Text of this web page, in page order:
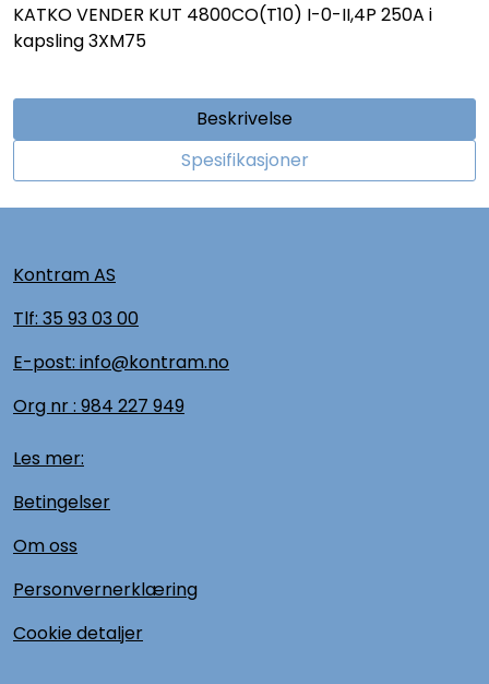
KATKO VENDER KUT 4800CO(T10) I-0-II,4P 250A i
kapsling 3XM75
Beskrivelse
Spesifikasjoner
Kontram AS
Tlf: 35 93 03 00
E-post: info@kontram.no
Org nr : 984 227 949
Les mer:
Betingelser
Om oss
Personvernerklæring
Cookie detaljer